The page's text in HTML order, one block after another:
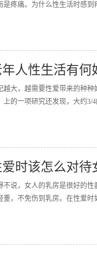
是疼痛。为什么性生活时感
年人性生活有何
越大，越需要性爱带来的种
上的一项研究还发现，大约3/
时该怎么对待
不说，女人的乳房是很好的
重，不免伤到乳房。在性爱